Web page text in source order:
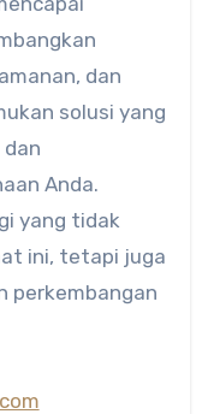
dan
solusi yang
Anda.
yang tidak
ini, tetapi juga
perkembangan